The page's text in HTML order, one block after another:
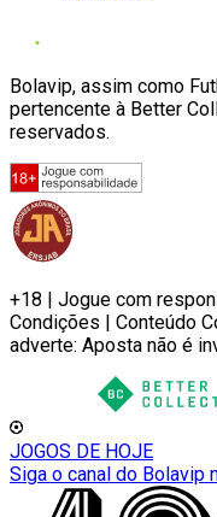
Bolavip, assim como
pertencente à Better
reservados.
+18 | Jogue com
Condições | Conteúdo
adverte: Aposta não é
JOGOS DE HOJE
Siga o canal do Bolavip